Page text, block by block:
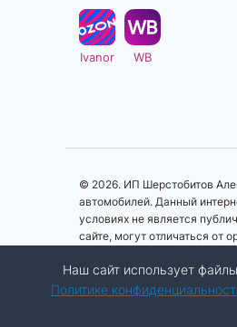
Ivanor WB
© 2026. ИП Шерстобитов
автомобилей. Данный
условиях не является
сайте, могут отличаться от
Разработка сайта:Авалон
Наш сайт использует
Политике